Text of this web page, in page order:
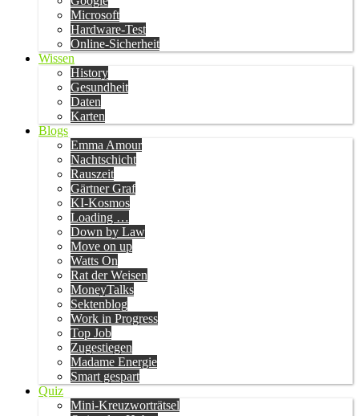
Microsoft
Hardware-Test
Online-Sicherheit
Wissen
History
Gesundheit
Daten
Karten
Blogs
Emma Amour
Nachtschicht
Rauszeit
Gärtner Graf
KI-Kosmos
Loading …
Down by Law
Move on up
Watts On
Rat der Weisen
MoneyTalks
Sektenblog
Work in Progress
Top Job
Zugestiegen
Madame Energie
Smart gespart
Quiz
Mini-Kreuzworträtsel